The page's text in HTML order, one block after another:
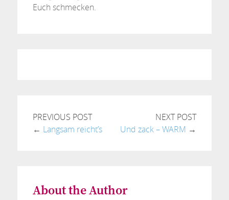
Euch schmecken.
PREVIOUS POST
← Langsam reicht’s
NEXT POST
Und zack – WARM →
About the Author